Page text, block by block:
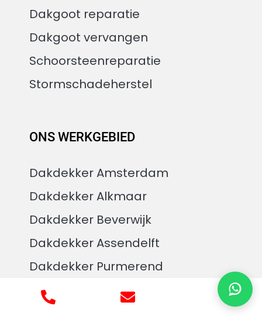
Dakgoot reparatie
Dakgoot vervangen
Schoorsteenreparatie
Stormschadeherstel
ONS WERKGEBIED
Dakdekker Amsterdam
Dakdekker Alkmaar
Dakdekker Beverwijk
Dakdekker Assendelft
Dakdekker Purmerend
Dakdekker Volendam
Chantal
Dakgarantie Amsterdam